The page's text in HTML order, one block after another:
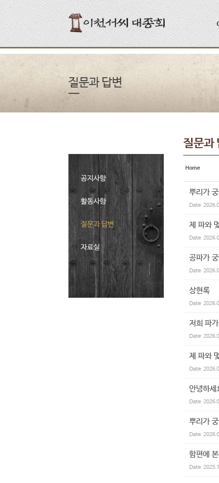
질문과 답변
공지사항
활동사항
질문과 답변
자료실
질문과
Home
뿌리가
Date
제 파와
Date
공파가
Date
상현록
Date
저희 파
Date
제 파와
Date
안녕하세
Date
뿌리가
Date
함편에
Date